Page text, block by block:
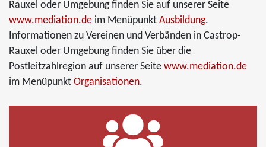
Rauxel oder Umgebung finden Sie auf unserer Seite
www.mediation.de im Menüpunkt Ausbildung.
Informationen zu Vereinen und Verbänden in Castrop-
Rauxel oder Umgebung finden Sie über die
Postleitzahlregion auf unserer Seite www.mediation.de
im Menüpunkt Organisationen.